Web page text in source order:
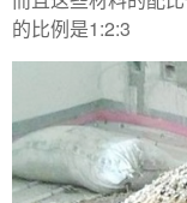
的比例是1:2:3